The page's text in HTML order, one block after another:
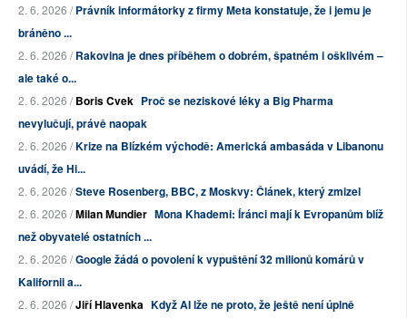
2. 6. 2026 /Právník informátorky z firmy Meta konstatuje, že i jemu je
bráněno ...
2. 6. 2026 /Rakovina je dnes příběhem o dobrém, špatném i ošklivém –
ale také o...
2. 6. 2026 /Boris Cvek Proč se neziskové léky a Big Pharma
nevylučují, právě naopak
2. 6. 2026 /Krize na Blízkém východě: Americká ambasáda v Libanonu
uvádí, že Hi...
2. 6. 2026 /Steve Rosenberg, BBC, z Moskvy: Článek, který zmizel
2. 6. 2026 /Milan Mundier Mona Khademi: Íránci mají k Evropanům blíž
než obyvatelé ostatních ...
2. 6. 2026 /Google žádá o povolení k vypuštění 32 milionů komárů v
Kalifornii a...
2. 6. 2026 /Jiří Hlavenka Když AI lže ne proto, že ještě není úplně